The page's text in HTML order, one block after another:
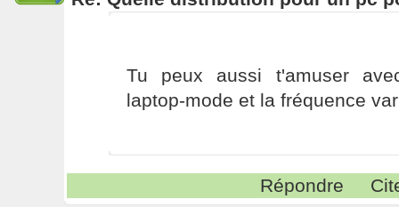
Tu peux aussi t'amuser
laptop-mode et la fréquence
Répondre